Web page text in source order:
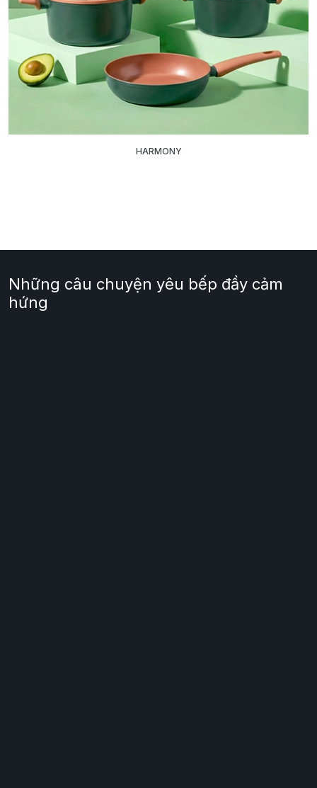
HARMONY
Những câu chuyện yêu bếp đầy cảm
hứng